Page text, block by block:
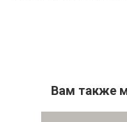
Вам также